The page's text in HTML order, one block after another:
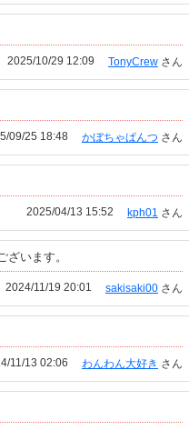
TonyCrew さん
2025/10/29 12:09
かぼちゃぱんつ さん
09/25 18:48
kph01 さん
2025/04/13 15:52
います。
sakisaki00 さん
2024/11/19 20:01
わんわん大好き さん
11/13 02:06